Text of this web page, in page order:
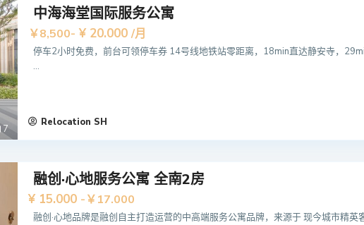
7
中海海堂国际服务公寓
￥8,500- ¥ 20.000 /月
停车2小时免费，前台可领停车券 14号线地铁站零距离，18min直达静安寺，
...
Relocation SH
融创·心地服务公寓 全南2房
¥ 15.000 -￥17.000
融创·心地品牌是融创自主打造运营的中高端服务公寓品牌，来源于 现今城市精